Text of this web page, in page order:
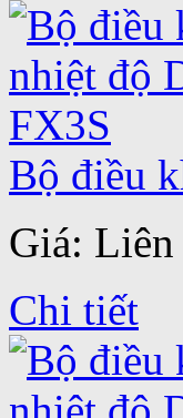
Bộ điều
Giá: Liên
Chi tiết